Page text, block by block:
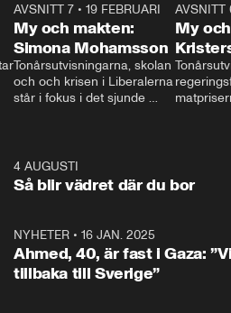
24:30
AVSNITT 7• 19 FEBRUARI
My och makten:
Simona Mohamsson
Tonårsutvisningarna, skolan
och och krisen i Liberalerna
står i fokus i det sjunde
kommentator My
Rohwedder ställer
utbildnings- och
Mohamsson till svars.
AVSNITT
My
4 AUGUSTI
Så blir vädret där du bor
NYHETER• 16 JAN. 2025
Ahmed, 40, är fast i Gaza:
tillbaka till Sverige”